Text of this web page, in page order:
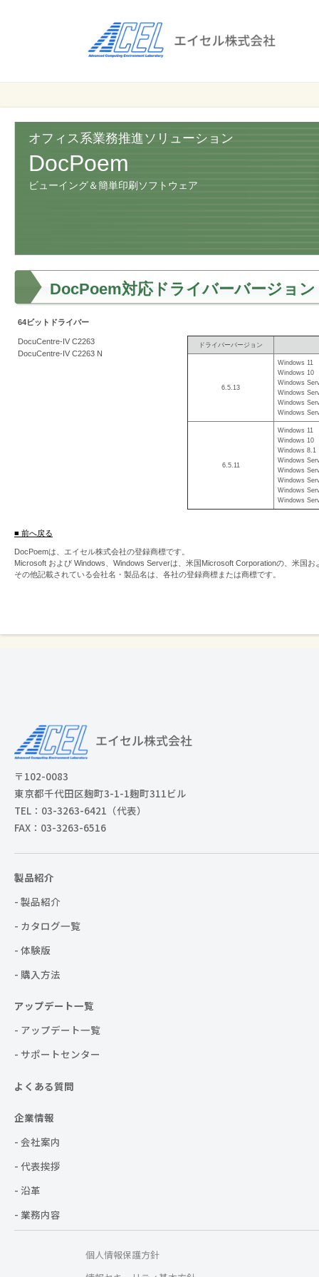
株式会社
ス
効
率
ス
削
支
オフィス系業務推進ソリューション
DocPoem
ビューイング＆簡単印刷ソフトウェア
DocPoem対応ドライバーバージョン
64ビットドライバー
DocuCentre-IV C2263
DocuCentre-IV C2263 N
ドライバーバージョン
6.5.13
Windows 11
Windows 10
Windows
Windows
Windows
Windows
6.5.11
Windows 11
Windows 10
Windows 8.1
Windows
Windows
Windows
Windows
Windows
■ 前へ戻る
DocPoemは、エイセル株式会社の登録商標です。
Microsoft および Windows、Windows Serverは、米国Microsoft Corporationの、米国
その他記載されている会社名・製品名は、各社の登録商標または商標です。
〒102-0083
東京都千代田区麹町3-1-1麹町311ビル
TEL：03-3263-6421（代表）
FAX：03-3263-6516
製品紹介
- 製品紹介
- カタログ一覧
- 体験版
- 購入方法
アップデート一覧
- アップデート一覧
- サポートセンター
よくある質問
企業情報
- 会社案内
- 代表挨拶
- 沿革
- 業務内容
個人情報保護方針
セ
株
式
会
社